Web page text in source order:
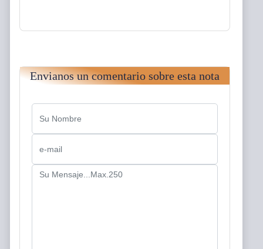
Envianos un comentario sobre esta nota